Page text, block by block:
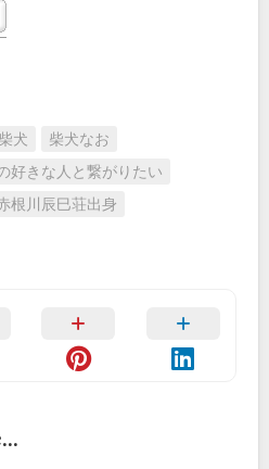
柴犬
柴犬なお
好きな人と繋がりたい
根川辰巳荘出身